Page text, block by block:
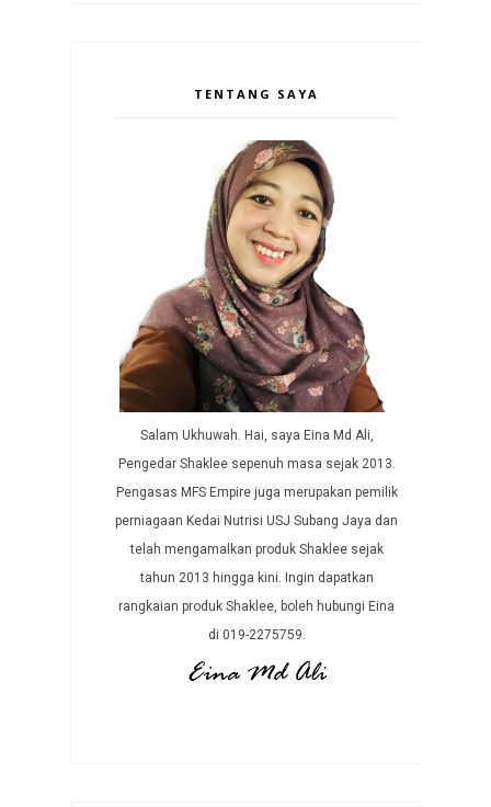
TENTANG SAYA
Salam Ukhuwah. Hai, saya Eina Md Ali,
Pengedar Shaklee sepenuh masa sejak 2013.
Pengasas MFS Empire juga merupakan pemilik
perniagaan Kedai Nutrisi USJ Subang Jaya dan
telah mengamalkan produk Shaklee sejak
tahun 2013 hingga kini. Ingin dapatkan
rangkaian produk Shaklee, boleh hubungi Eina
di 019-2275759.